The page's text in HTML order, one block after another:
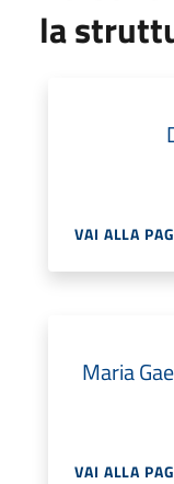
la
VAI ALLA
Maria
VAI ALLA